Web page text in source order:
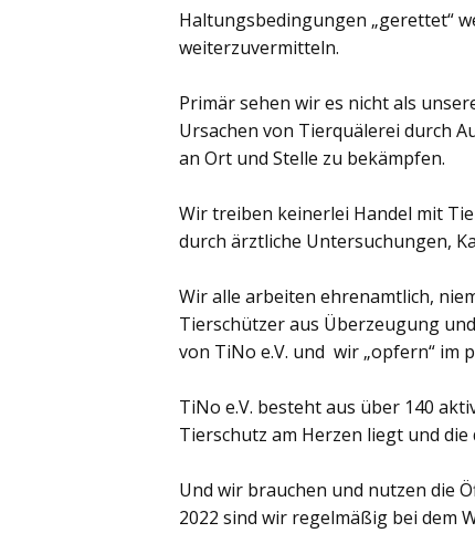
Haltungsbedingungen „gerettet“
weiterzuvermitteln.
Primär sehen wir es nicht als
Ursachen von Tierquälerei durch
an Ort und Stelle zu bekämpfen.
Wir treiben keinerlei Handel mit
durch ärztliche Untersuchungen,
Wir alle arbeiten ehrenamtlich,
Tierschützer aus Überzeugung
von TiNo e.V. und wir „opfern“ im
TiNo e.V. besteht aus über 140
Tierschutz am Herzen liegt und
Und wir brauchen und nutzen die
2022 sind wir regelmäßig bei dem